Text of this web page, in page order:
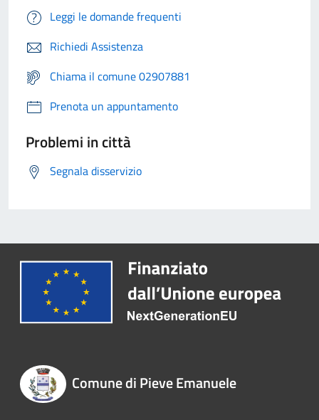
Leggi le domande frequenti
Richiedi Assistenza
Chiama il comune 02907881
Prenota un appuntamento
Problemi in città
Segnala disservizio
Comune di Pieve Emanuele